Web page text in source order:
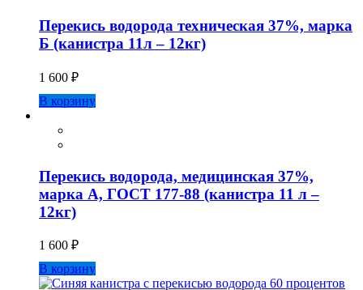
Перекись водорода техническая 37%, марка
Б (канистра 11л – 12кг)
1 600 ₽
В корзину
Перекись водорода, медицинская 37%,
марка А, ГОСТ 177-88 (канистра 11 л –
12кг)
1 600 ₽
В корзину